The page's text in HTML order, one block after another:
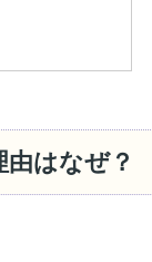
はなぜ？